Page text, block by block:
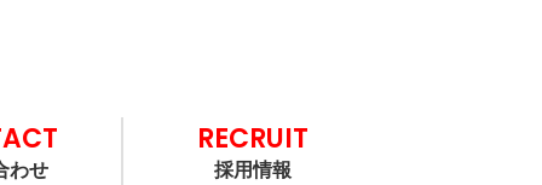
わせ
RECRUIT
採用情報